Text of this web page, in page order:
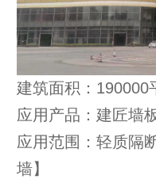
建筑面积：190000
应用产品：建匠墙
应用范围：轻质隔
墙】